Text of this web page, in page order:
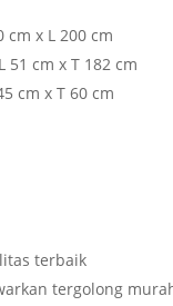
cm x L 200 cm
51 cm x T 182 cm
cm x T 60 cm
terbaik
tergolong